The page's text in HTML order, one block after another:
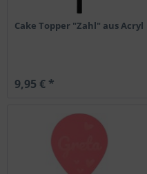
Cake Topper "Zahl" aus Acryl
9,95 € *